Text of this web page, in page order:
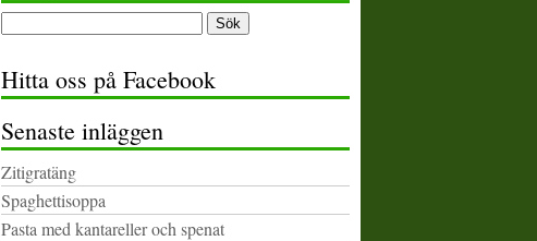
Hitta oss på Facebook
Senaste inläggen
Zitigratäng
Spaghettisoppa
Pasta med kantareller och spenat